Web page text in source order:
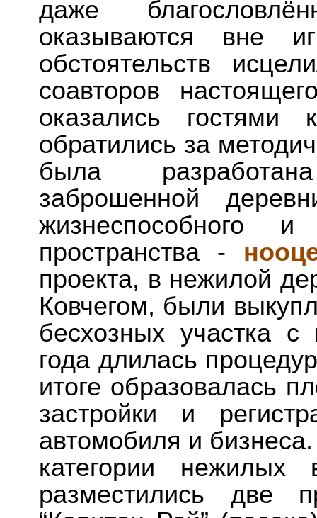
даже
оказываются вне
обстоятельств
соавторов
оказались гостями
обратились за
была
заброшенной
жизнеспособного
пространства -
проекта, в нежилой
Ковчегом, были
бесхозных участка
года длилась
итоге образовалась
застройки и
автомобиля и
категории
разместились две